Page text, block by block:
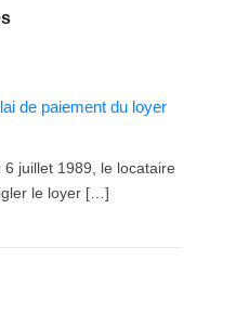
de paiement du loyer
6 juillet 1989, le locataire
le loyer […]